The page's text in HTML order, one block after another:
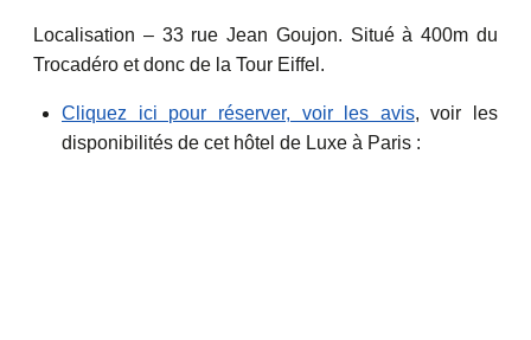
Localisation – 33 rue Jean Goujon. Situé à 400m du
Trocadéro et donc de la Tour Eiffel.
Cliquez ici pour réserver, voir les avis, voir les
disponibilités de cet hôtel de Luxe à Paris :